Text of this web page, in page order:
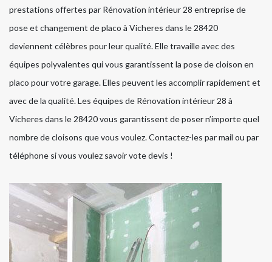
prestations offertes par Rénovation intérieur 28 entreprise de
pose et changement de placo à Vicheres dans le 28420
deviennent célèbres pour leur qualité. Elle travaille avec des
équipes polyvalentes qui vous garantissent la pose de cloison en
placo pour votre garage. Elles peuvent les accomplir rapidement et
avec de la qualité. Les équipes de Rénovation intérieur 28 à
Vicheres dans le 28420 vous garantissent de poser n’importe quel
nombre de cloisons que vous voulez. Contactez-les par mail ou par
téléphone si vous voulez savoir vote devis !